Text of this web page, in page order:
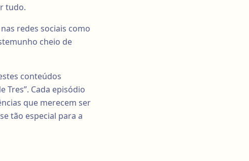
tudo.
redes sociais como
cheio de
conteúdos
Tres”. Cada episódio
que merecem ser
tão especial para a